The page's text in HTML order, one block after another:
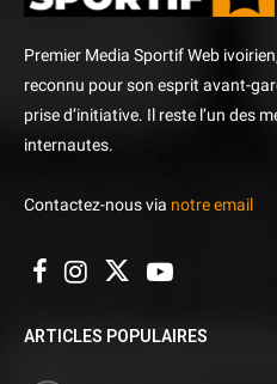
Premier Media Sportif Web
reconnu pour son esprit avant-
prise d’initiative. Il reste l’un des
internautes.
Contactez-nous via notre email
ARTICLES POPULAIRES